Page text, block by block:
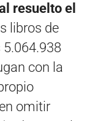
resuelto el
libros de
con la
omitir